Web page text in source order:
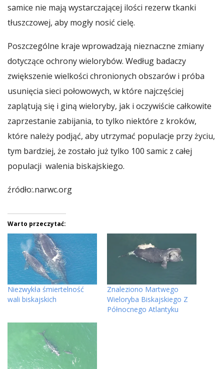
samice nie mają wystarczającej ilości rezerw tkanki
tłuszczowej, aby mogły nosić cielę.
Poszczególne kraje wprowadzają nieznaczne zmiany
dotyczące ochrony wielorybów. Według badaczy
zwiększenie wielkości chronionych obszarów i próba
usunięcia sieci połowowych, w które najczęściej
zaplątują się i giną wieloryby, jak i oczywiście całkowite
zaprzestanie zabijania, to tylko niektóre z kroków,
które należy podjąć, aby utrzymać populacje przy życiu,
tym bardziej, że zostało już tylko 100 samic z całej
populacji walenia biskajskiego.
źródło:.narwc.org
Warto przeczytać:
Niezwykła śmiertelność
wali biskajskich
Znaleziono Martwego
Wieloryba Biskajskiego Z
Północnego Atlantyku